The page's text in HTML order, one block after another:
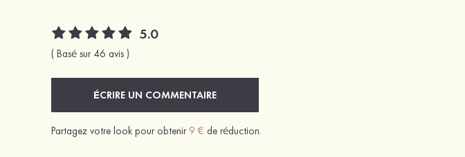
5.0
( Basé sur 46 avis )
ÉCRIRE UN COMMENTAIRE
Partagez votre look pour obtenir 9 € de réduction.